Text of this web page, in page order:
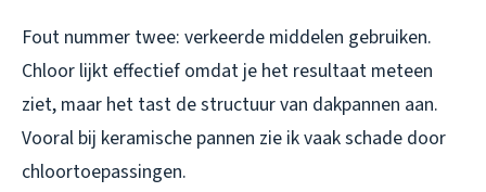
Fout nummer twee: verkeerde middelen gebruiken.
Chloor lijkt effectief omdat je het resultaat meteen
ziet, maar het tast de structuur van dakpannen aan.
Vooral bij keramische pannen zie ik vaak schade door
chloortoepassingen.